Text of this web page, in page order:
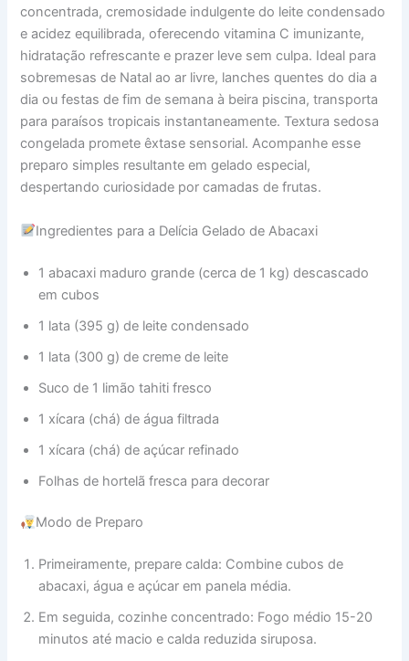
concentrada, cremosidade indulgente do leite condensado
e acidez equilibrada, oferecendo vitamina C imunizante,
hidratação refrescante e prazer leve sem culpa. Ideal para
sobremesas de Natal ao ar livre, lanches quentes do dia a
dia ou festas de fim de semana à beira piscina, transporta
para paraísos tropicais instantaneamente. Textura sedosa
congelada promete êxtase sensorial. Acompanhe esse
preparo simples resultante em gelado especial,
despertando curiosidade por camadas de frutas.
Ingredientes para a Delícia Gelado de Abacaxi
1 abacaxi maduro grande (cerca de 1 kg) descascado
em cubos
1 lata (395 g) de leite condensado
1 lata (300 g) de creme de leite
Suco de 1 limão tahiti fresco
1 xícara (chá) de água filtrada
1 xícara (chá) de açúcar refinado
Folhas de hortelã fresca para decorar
Modo de Preparo
Primeiramente, prepare calda: Combine cubos de
abacaxi, água e açúcar em panela média.
Em seguida, cozinhe concentrado: Fogo médio 15-20
minutos até macio e calda reduzida siruposa.